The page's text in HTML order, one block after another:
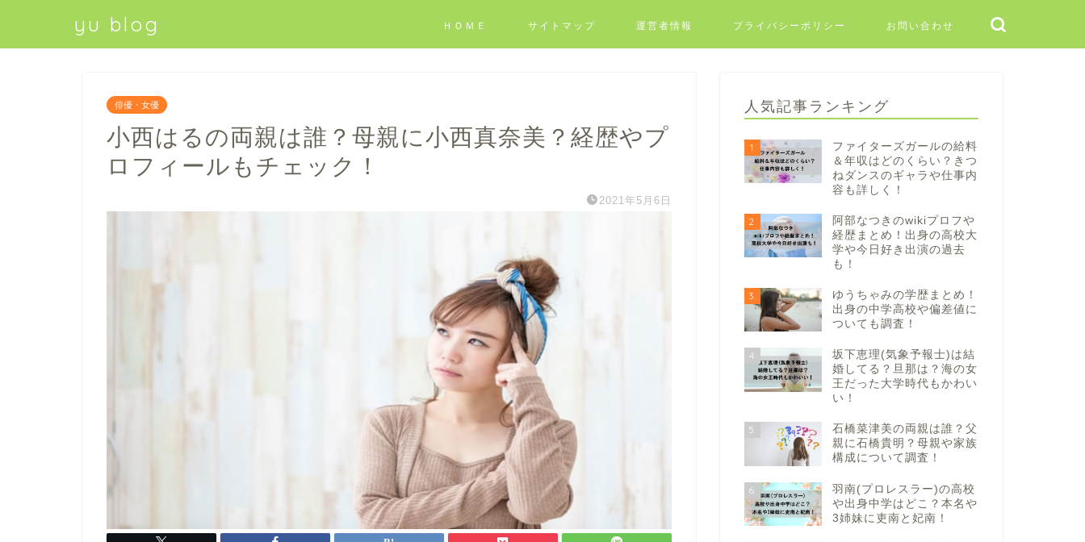
yu blog ＨＯＭＥ サイトマップ 運営者情報 プライバシーポリシー お問い合わせ
俳優・女優
小西はるの両親は誰？母親に小西真奈美？経歴やプ
ロフィールもチェック！
2021年5月6日
人気記事ランキング
1
ファイターズガールの給料
＆年収はどのくらい？きつ
ねダンスのギャラや仕事内
容も詳しく！
2
阿部なつきのwikiプロフや
経歴まとめ！出身の高校大
学や今日好き出演の過去
も！
3
ゆうちゃみの学歴まとめ！
出身の中学高校や偏差値に
ついても調査！
4
坂下恵理(気象予報士)は結
婚してる？旦那は？海の女
王だった大学時代もかわい
い！
5
石橋菜津美の両親は誰？父
親に石橋貴明？母親や家族
構成について調査！
6
羽南(プロレスラー)の高校
や出身中学はどこ？本名や
3姉妹に吏南と妃南！